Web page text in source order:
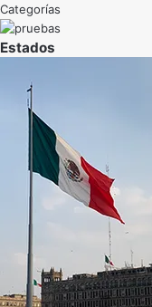
Categorías
Estados